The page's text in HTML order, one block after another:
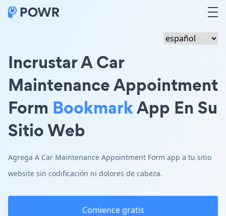
Incrustar A Car
Maintenance Appointment
Form BookmarkApp En Su
Sitio Web
Agrega A Car Maintenance Appointment Form app a tu sitio
website sin codificación ni dolores de cabeza.
Comience gratis